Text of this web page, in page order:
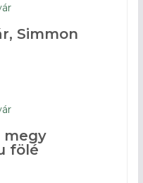
Simmon
megy
fölé